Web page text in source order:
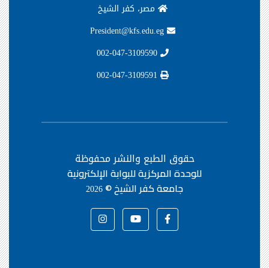
مصر، كفر الشيخ
حقوق الطبع والنشر محفوظة
للوحدة المركزية للبوابة الإلكترونية
جامعة كفر الشيخ ©2026